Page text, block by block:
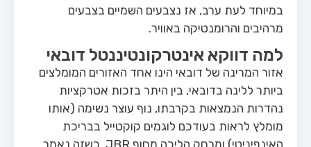
במיוחד לעת ערב, אז נצבעים השמיים בצבעים
מרהיבים והרומנטיקה באוויר.
למה דווקא אינטרקונטיננטל דובאי
אזור המרינה של דובאי הינו אחד האזורים המומלצים
ביותר ללינה בדובאי, בין היתר בזכות אטרקציות
נהדרות הנמצאות בקרבתו, נוף עוצר נשימה (אותו
מומלץ לראות בעודכם לוגמים קוקטייל בבריכת
האינפיניטי) ומרחק הליכה מחוף JBR. כשזה נאמר,